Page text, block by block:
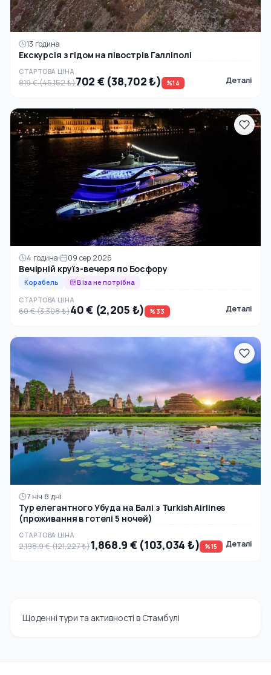
13 година
Екскурсія з гідом на півострів Галліполі
СТАРТОВА ЦІНА
819 € (45,152 ₺)702 € (38,702 ₺) %14 Деталі
4 година 09 сер 2026
Вечірній круїз-вечеря по Босфору
Корабель Віза не потрібна
СТАРТОВА ЦІНА
60 € (3,308 ₺)40 € (2,205 ₺) %33 Деталі
7 ніч 8 дні
Тур елегантного Убуда на Балі з Turkish Airlines
(проживання в готелі 5 ночей)
СТАРТОВА ЦІНА
2,198.9 € (121,227 ₺)1,868.9 € (103,034 ₺) %15 Деталі
Щоденні тури та активності в Стамбулі